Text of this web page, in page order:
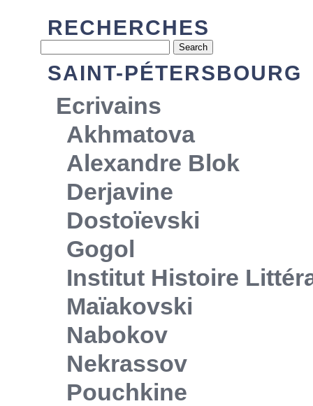
RECHERCHES
SAINT-PÉTERSBOURG
Ecrivains
Akhmatova
Alexandre Blok
Derjavine
Dostoïevski
Gogol
Institut Histoire
Maïakovski
Nabokov
Nekrassov
Pouchkine